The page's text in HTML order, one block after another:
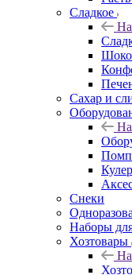
Сладкое
Сахар и
Снеки
Наборы
Хозтовары